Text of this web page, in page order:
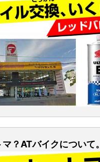
？ATバイクについて。